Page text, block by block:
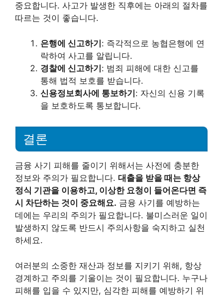
중요합니다. 사고가 발생한 직후에는 아래의 절차를
따르는 것이 좋습니다.
은행에 신고하기: 즉각적으로 농협은행에 연
락하여 사고를 알립니다.
경찰에 신고하기: 범죄 피해에 대한 신고를
통해 법적 보호를 받습니다.
신용정보회사에 통보하기: 자신의 신용 기록
을 보호하도록 통보합니다.
결론
금융 사기 피해를 줄이기 위해서는 사전에 충분한
정보와 주의가 필요합니다. 대출을 받을 때는 항상
정식 기관을 이용하고, 이상한 요청이 들어온다면 즉
시 차단하는 것이 중요해요. 금융 사기를 예방하는
데에는 우리의 주의가 필요합니다. 불미스러운 일이
발생하지 않도록 반드시 주의사항을 숙지하고 실천
하세요.
여러분의 소중한 재산과 정보를 지키기 위해, 항상
경계하고 주의를 기울이는 것이 필요합니다. 누구나
피해를 입을 수 있지만, 심각한 피해를 예방하기 위